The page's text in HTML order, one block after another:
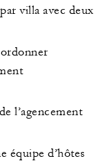
villa avec deux
l’agencement
équipe d’hôtes